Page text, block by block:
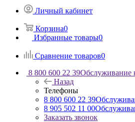
Личный кабинет
Корзина0
Избранные товары0
Сравнение товаров0
8 800 600 22 39Обслуживание
Назад
Телефоны
8 800 600 22 39
8 905 502 11 00
Заказать звонок